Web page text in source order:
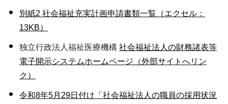
別紙2 社会福祉充実計画申請書類一覧（エクセル：
13KB）
独立行政法人福祉医療機構 社会福祉法人の財務諸表等
電子開示システムホームページ（外部サイトへリン
ク）
令和8年5月29日付け「社会福祉法人の職員の採用状況